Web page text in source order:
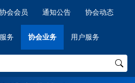
协会会员 通知公告 协会动态
务 协会业务 用户服务